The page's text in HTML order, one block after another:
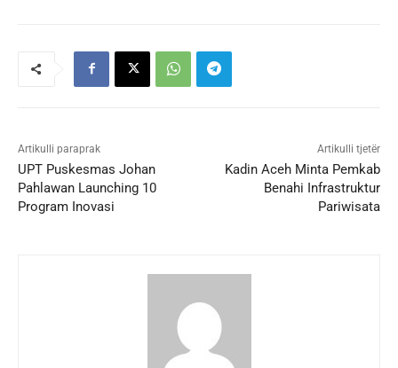
Artikulli paraprak
UPT Puskesmas Johan
Pahlawan Launching 10
Program Inovasi
Artikulli tjetër
Kadin Aceh Minta Pemkab
Benahi Infrastruktur
Pariwisata